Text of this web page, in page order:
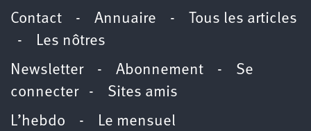
Contact - Annuaire -
Tous les articles
- Les nôtres
Newsletter- Abonnement - Se
connecter- Sites amis
L’hebdo - Le mensuel